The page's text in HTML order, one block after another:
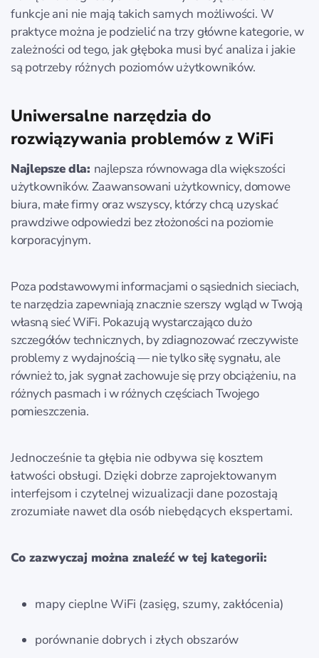
funkcje ani nie mają takich samych możliwości. W
praktyce można je podzielić na trzy główne kategorie, w
zależności od tego, jak głęboka musi być analiza i jakie
są potrzeby różnych poziomów użytkowników.
Uniwersalne narzędzia do
rozwiązywania problemów z WiFi
Najlepsze dla: najlepsza równowaga dla większości
użytkowników. Zaawansowani użytkownicy, domowe
biura, małe firmy oraz wszyscy, którzy chcą uzyskać
prawdziwe odpowiedzi bez złożoności na poziomie
korporacyjnym.
Poza podstawowymi informacjami o sąsiednich sieciach,
te narzędzia zapewniają znacznie szerszy wgląd w Twoją
własną sieć WiFi. Pokazują wystarczająco dużo
szczegółów technicznych, by zdiagnozować rzeczywiste
problemy z wydajnością — nie tylko siłę sygnału, ale
również to, jak sygnał zachowuje się przy obciążeniu, na
różnych pasmach i w różnych częściach Twojego
pomieszczenia.
Jednocześnie ta głębia nie odbywa się kosztem
łatwości obsługi. Dzięki dobrze zaprojektowanym
interfejsom i czytelnej wizualizacji dane pozostają
zrozumiałe nawet dla osób niebędących ekspertami.
Co zazwyczaj można znaleźć w tej kategorii:
mapy cieplne WiFi (zasięg, szumy, zakłócenia)
porównanie dobrych i złych obszarów